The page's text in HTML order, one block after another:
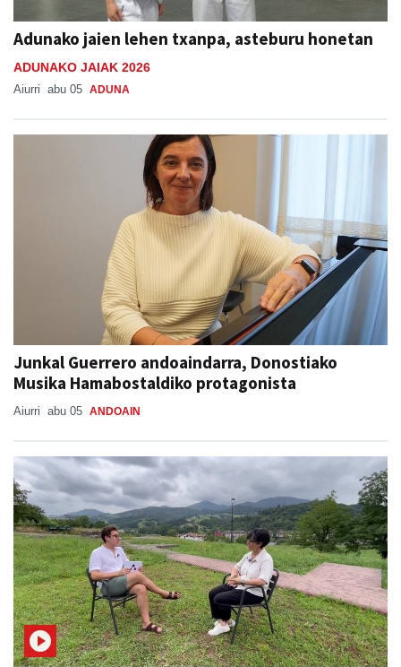
Adunako jaien lehen txanpa, asteburu honetan
ADUNAKO JAIAK 2026
Aiurri abu 05 ADUNA
Junkal Guerrero andoaindarra, Donostiako
Musika Hamabostaldiko protagonista
Aiurri abu 05 ANDOAIN